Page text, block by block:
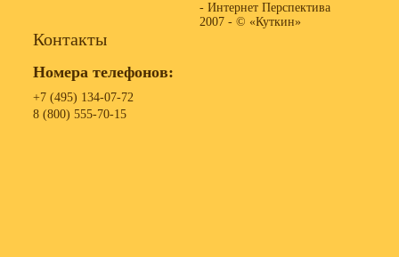
- Интернет Перспектива
2007 - © «Куткин»
Контакты
Номера телефонов:
+7 (495) 134-07-72
8 (800) 555-70-15